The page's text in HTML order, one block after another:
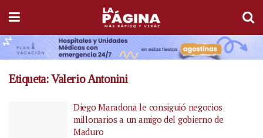
Etiqueta:Valerio Antonini
Diego Maradona le consiguió negocios
millonarios a un amigo del gobierno de
Maduro